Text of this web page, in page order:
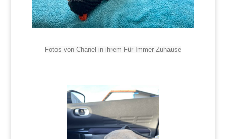
Fotos von Chanel in ihrem Für-Immer-Zuhause